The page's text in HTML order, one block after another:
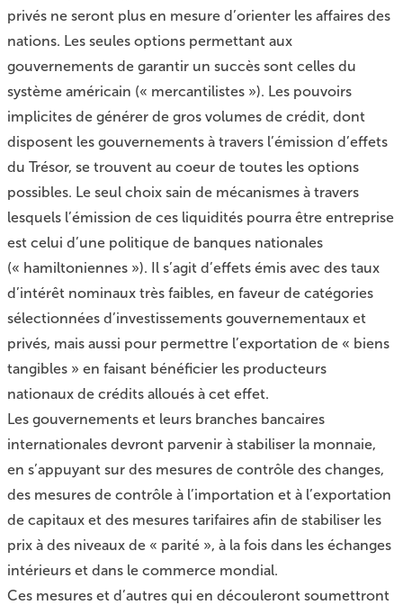
privés ne seront plus en mesure d’orienter les affaires des
nations. Les seules options permettant aux
gouvernements de garantir un succès sont celles du
système américain (« mercantilistes »). Les pouvoirs
implicites de générer de gros volumes de crédit, dont
disposent les gouvernements à travers l’émission d’effets
du Trésor, se trouvent au coeur de toutes les options
possibles. Le seul choix sain de mécanismes à travers
lesquels l’émission de ces liquidités pourra être entreprise
est celui d’une politique de banques nationales
(« hamiltoniennes »). Il s’agit d’effets émis avec des taux
d’intérêt nominaux très faibles, en faveur de catégories
sélectionnées d’investissements gouvernementaux et
privés, mais aussi pour permettre l’exportation de « biens
tangibles » en faisant bénéficier les producteurs
nationaux de crédits alloués à cet effet.
Les gouvernements et leurs branches bancaires
internationales devront parvenir à stabiliser la monnaie,
en s’appuyant sur des mesures de contrôle des changes,
des mesures de contrôle à l’importation et à l’exportation
de capitaux et des mesures tarifaires afin de stabiliser les
prix à des niveaux de « parité », à la fois dans les échanges
intérieurs et dans le commerce mondial.
Ces mesures et d’autres qui en découleront soumettront